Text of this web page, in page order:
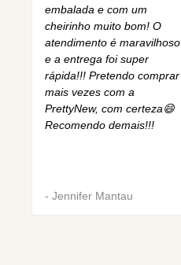
embalada e com um
cheirinho muito bom! O
atendimento é maravilhoso
e a entrega foi super
rápida!!! Pretendo comprar
mais vezes com a
PrettyNew, com certeza😄
Recomendo demais!!!
- Jennifer Mantau